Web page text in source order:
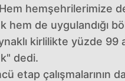
hemşehrilerimize
hem de uygulandığı
kirlilikte yüzde 99
dedi.
etap çalışmalarının da